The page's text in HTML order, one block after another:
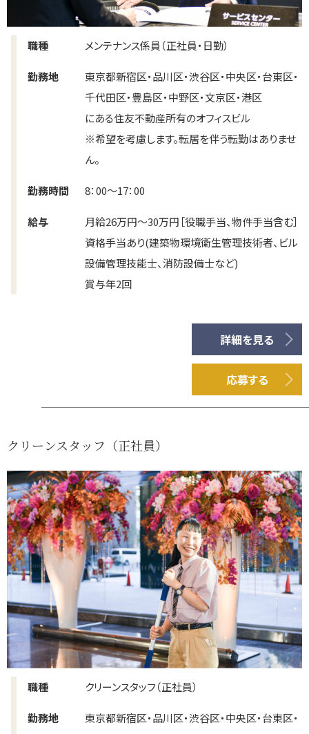
職種 メンテナンス係員（正社員・日勤）
勤務地
東京都新宿区・品川区・渋谷区・中央区・台東区・
千代田区・豊島区・中野区・文京区・港区
にある住友不動産所有のオフィスビル
※希望を考慮します。転居を伴う転勤はありませ
ん。
勤務時間 8：00～17：00
給与
月給26万円～30万円［役職手当、物件手当含む］
資格手当あり(建築物環境衛生管理技術者、ビル
設備管理技能士、消防設備士など)
賞与年2回
詳細を見る
応募する
クリーンスタッフ（正社員）
職種 クリーンスタッフ（正社員）
勤務地
東京都新宿区・品川区・渋谷区・中央区・台東区・